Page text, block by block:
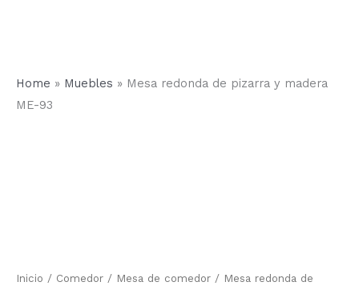
Home » Muebles » Mesa redonda de pizarra y madera
ME-93
Inicio / Comedor / Mesa de comedor / Mesa redonda de